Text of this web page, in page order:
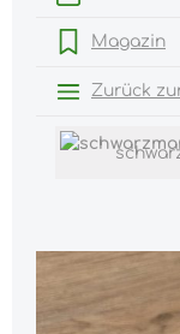
Magazin
Zurück